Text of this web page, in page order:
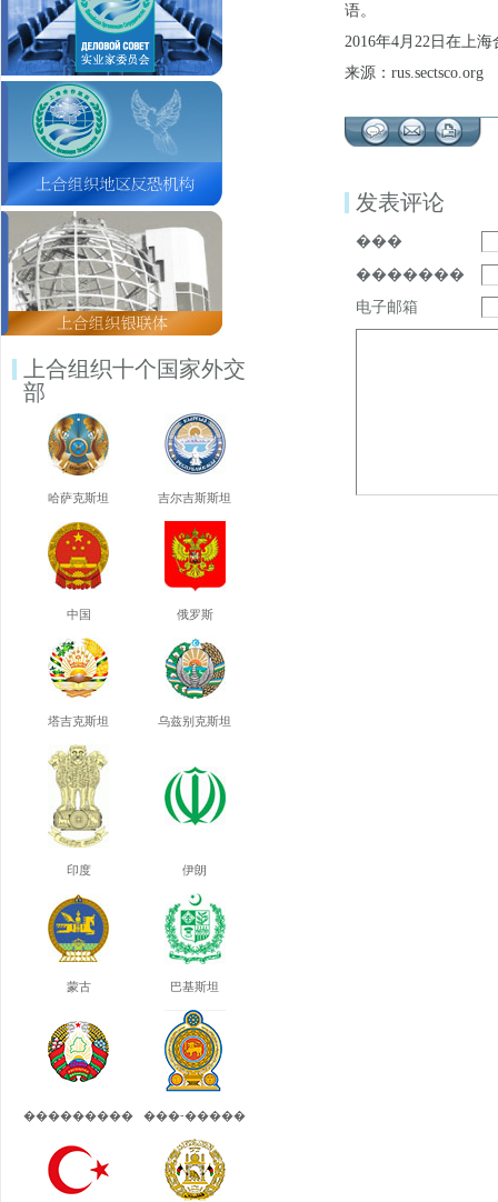
上合组织十个国家外交
部
哈萨克斯坦 吉尔吉斯斯坦
中国 俄罗斯
塔吉克斯坦 乌兹别克斯坦
印度 伊朗
蒙古 巴基斯坦
��������� ���-�����
语。
2016年4月22日在上
来源：rus.sectsco.org
发表评论
���
�������
电子邮箱